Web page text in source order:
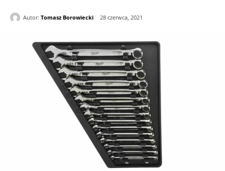
Autor: Tomasz Borowiecki 28 czerwca, 2021